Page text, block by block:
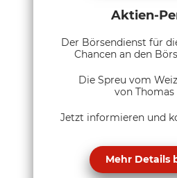
Aktien-
Der Börsendienst für
Chancen an den
Die Spreu vom
von Thomas
Jetzt informieren und
Mehr Details